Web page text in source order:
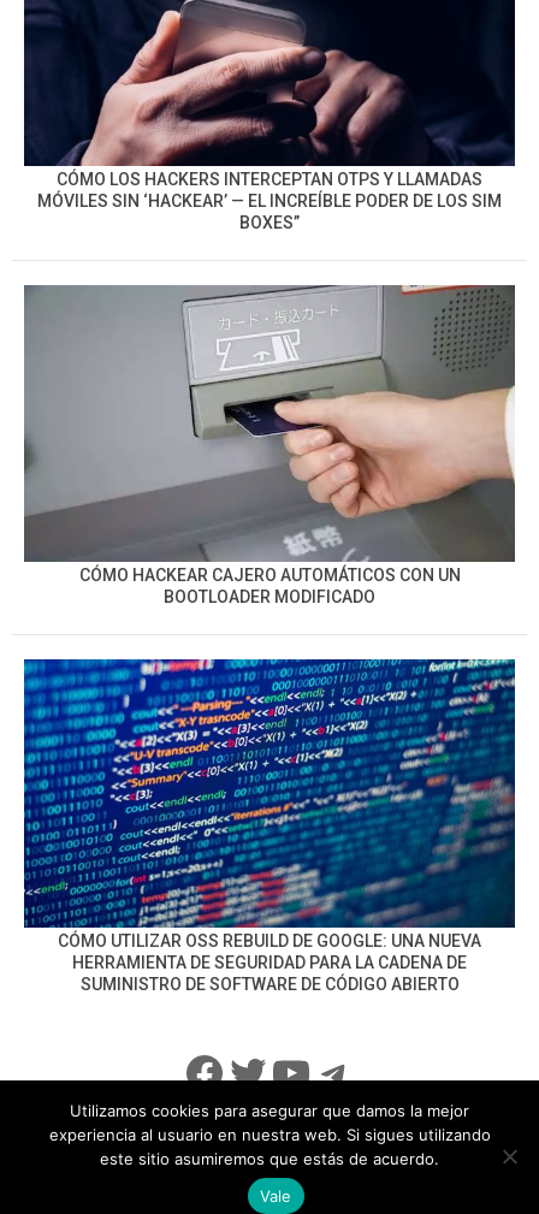
CÓMO LOS HACKERS INTERCEPTAN OTPS Y LLAMADAS
MÓVILES SIN ‘HACKEAR’ — EL INCREÍBLE PODER DE LOS SIM
BOXES”
CÓMO HACKEAR CAJERO AUTOMÁTICOS CON UN
BOOTLOADER MODIFICADO
CÓMO UTILIZAR OSS REBUILD DE GOOGLE: UNA NUEVA
HERRAMIENTA DE SEGURIDAD PARA LA CADENA DE
SUMINISTRO DE SOFTWARE DE CÓDIGO ABIERTO
Facebook
Twitter
YouTube
Telegram
info@noticiasseguridad.com Política de Privacidad
Utilizamos cookies para asegurar que damos la mejor
experiencia al usuario en nuestra web. Si sigues utilizando
este sitio asumiremos que estás de acuerdo.
Vale